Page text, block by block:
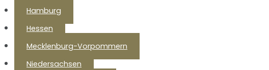
Hamburg
Hessen
Mecklenburg-Vorpommern
Niedersachsen